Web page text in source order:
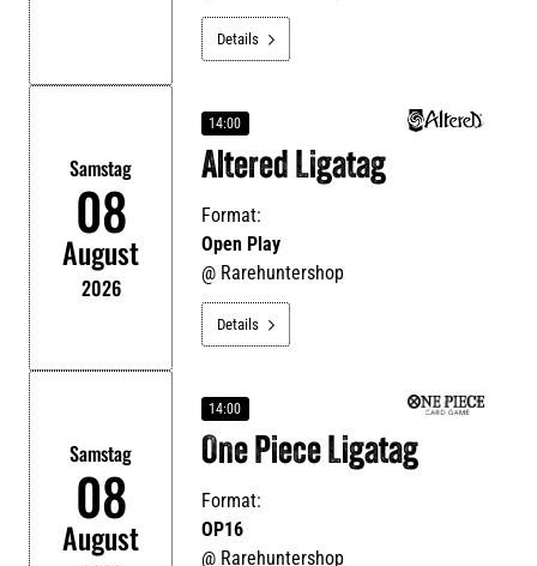
Details 
Samstag
08
August
2026
14:00
Altered Ligatag
Format:
Open Play
@ Rarehuntershop
Details 
Samstag
08
August
14:00
One Piece Ligatag
Format:
OP16
@ Rarehuntershop